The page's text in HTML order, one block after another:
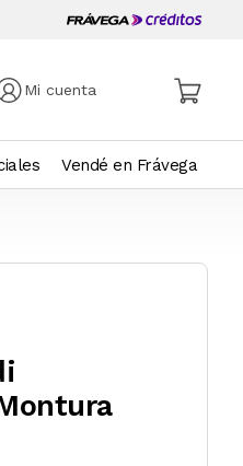
Mi cuenta
Vendé en Frávega